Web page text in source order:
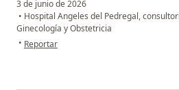
3 de junio de 2026
• Hospital Angeles del Pedregal,
Ginecología y Obstetricia
• en opinión del usuario Nalleli Carbajal
Reportar